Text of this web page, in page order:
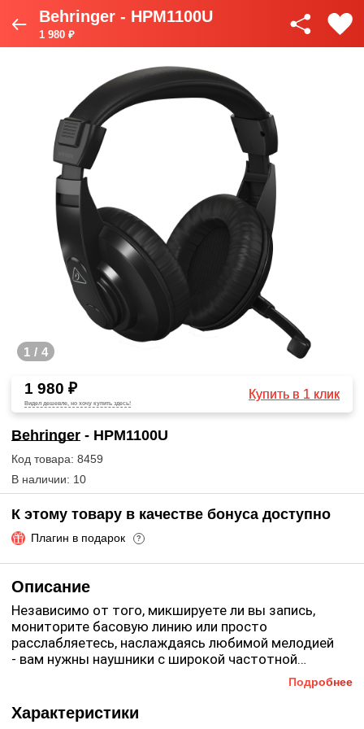
Behringer - HPM1100U
1 980 ₽
1 / 4
1 980 ₽
Видел дешевле, но хочу купить здесь!
Купить в 1 клик
Behringer - HPM1100U
Код товара: 8459
В наличии: 10
К этому товару в качестве бонуса доступно
Плагин в подарок ?
Описание
Независимо от того, микшируете ли вы запись,
мониторите басовую линию или просто
расслабляетесь, наслаждаясь любимой мелодией
- вам нужны наушники с широкой частотной
характеристикой и высоким динамическим
диапазоном. Многофункциональная USB-гарнитура
BehringerHPM1100U
потребность в комфорте при работе со звуком на
Подробнее
Характеристики